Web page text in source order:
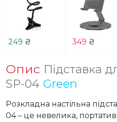
249 ₴ 349 ₴
Опис Підставка
SP-04 Green
Розкладна настільна
04 – це невелика,